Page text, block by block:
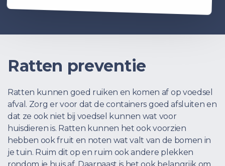
Ratten preventie
Ratten kunnen goed ruiken en komen af op voedsel
afval. Zorg er voor dat de containers goed afsluiten en
dat ze ook niet bij voedsel kunnen wat voor
huisdieren is. Ratten kunnen het ook voorzien
hebben ook fruit en noten wat valt van de bomen in
je tuin. Ruim dit op en ruim ook andere plekken